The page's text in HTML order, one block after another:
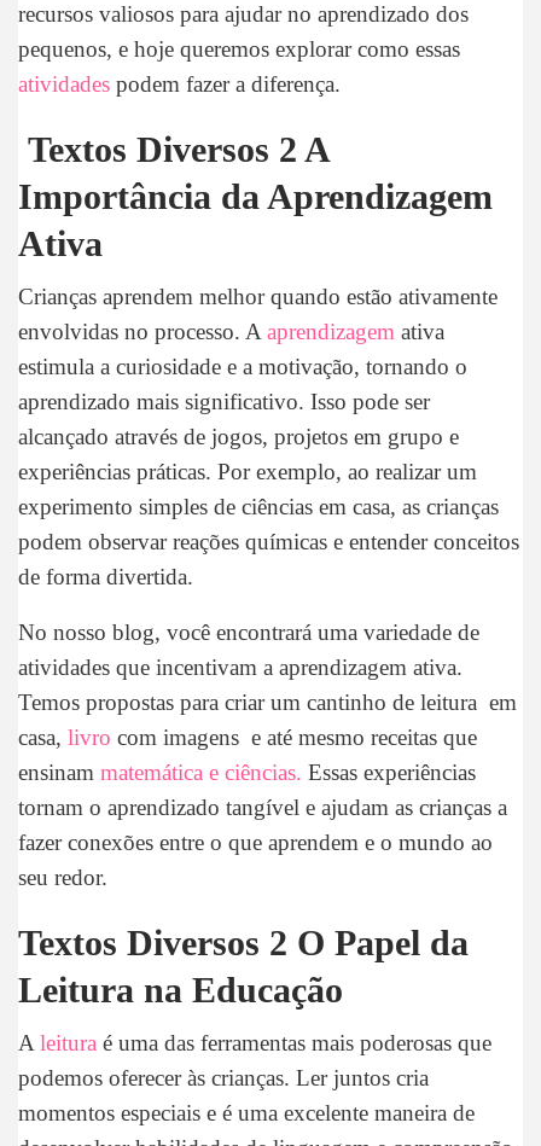
recursos valiosos para ajudar no aprendizado dos
pequenos, e hoje queremos explorar como essas
atividades podem fazer a diferença.
Textos Diversos 2 A
Importância da Aprendizagem
Ativa
Crianças aprendem melhor quando estão ativamente
envolvidas no processo. Aaprendizagem ativa
estimula a curiosidade e a motivação, tornando o
aprendizado mais significativo. Isso pode ser
alcançado através de jogos, projetos em grupo e
experiências práticas. Por exemplo, ao realizar um
experimento simples de ciências em casa, as crianças
podem observar reações químicas e entender conceitos
de forma divertida.
No nosso blog, você encontrará uma variedade de
atividades que incentivam a aprendizagem ativa.
Temos propostas para criar um cantinho de leitura em
casa, livro com imagens e até mesmo receitas que
ensinam matemática e ciências. Essas experiências
tornam o aprendizado tangível e ajudam as crianças a
fazer conexões entre o que aprendem e o mundo ao
seu redor.
Textos Diversos 2 O Papel da
Leitura na Educação
Aleitura é uma das ferramentas mais poderosas que
podemos oferecer às crianças. Ler juntos cria
momentos especiais e é uma excelente maneira de